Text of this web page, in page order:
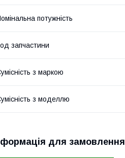
потужність
запчастини
з маркою
з моделлю
для замовлення